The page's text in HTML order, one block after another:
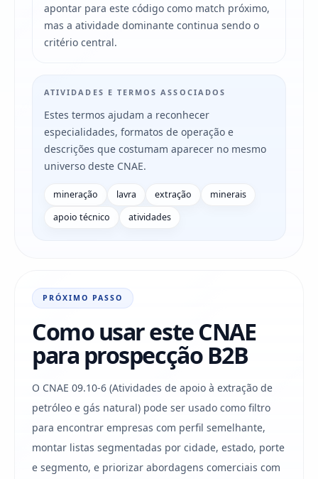
apontar para este código como match próximo,
mas a atividade dominante continua sendo o
critério central.
ATIVIDADES E TERMOS ASSOCIADOS
Estes termos ajudam a reconhecer
especialidades, formatos de operação e
descrições que costumam aparecer no mesmo
universo deste CNAE.
mineração lavra extração
minerais
apoio técnico
atividades
PRÓXIMO PASSO
Como usar este CNAE
para prospecção B2B
O CNAE 09.10-6 (Atividades de apoio à extração de
petróleo e gás natural) pode ser usado como filtro
para encontrar empresas com perfil semelhante,
montar listas segmentadas por cidade, estado, porte
e segmento, e priorizar abordagens comerciais com